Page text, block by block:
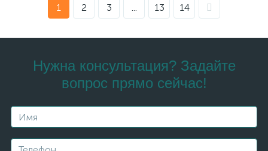
1 2 3 ... 13 14
Нужна консультация? Задайте
вопрос прямо сейчас!